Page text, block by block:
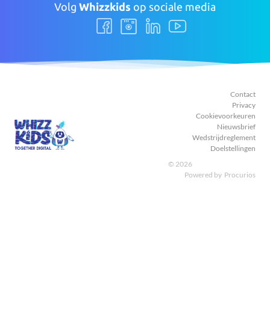
Volg Whizzkids op sociale media
Volg
ons
Volg
ons
Volg
ons
Volg
ons
Contact
Privacy
Cookievoorkeuren
Nieuwsbrief
Wedstrijdreglement
Doelstellingen
© 2026
Powered by Procurios